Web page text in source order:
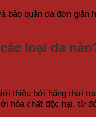
bảo quản da đơn
loại da
thiệu bởi hãng thời
hóa chất độc hại, từ